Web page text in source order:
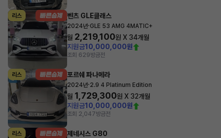
리스 벤츠 GLE클래스
2024년·GLE 53 AMG 4MATIC+
월 2,219,100원 X 34개월
지원금10,000,000원
조회 629방금전
리스 포르쉐 파나메라
2024년·2.9 4 Platinum Edition
월 1,729,300원 X 32개월
지원금10,000,000원
조회 2,047방금전
리스 제네시스 G80